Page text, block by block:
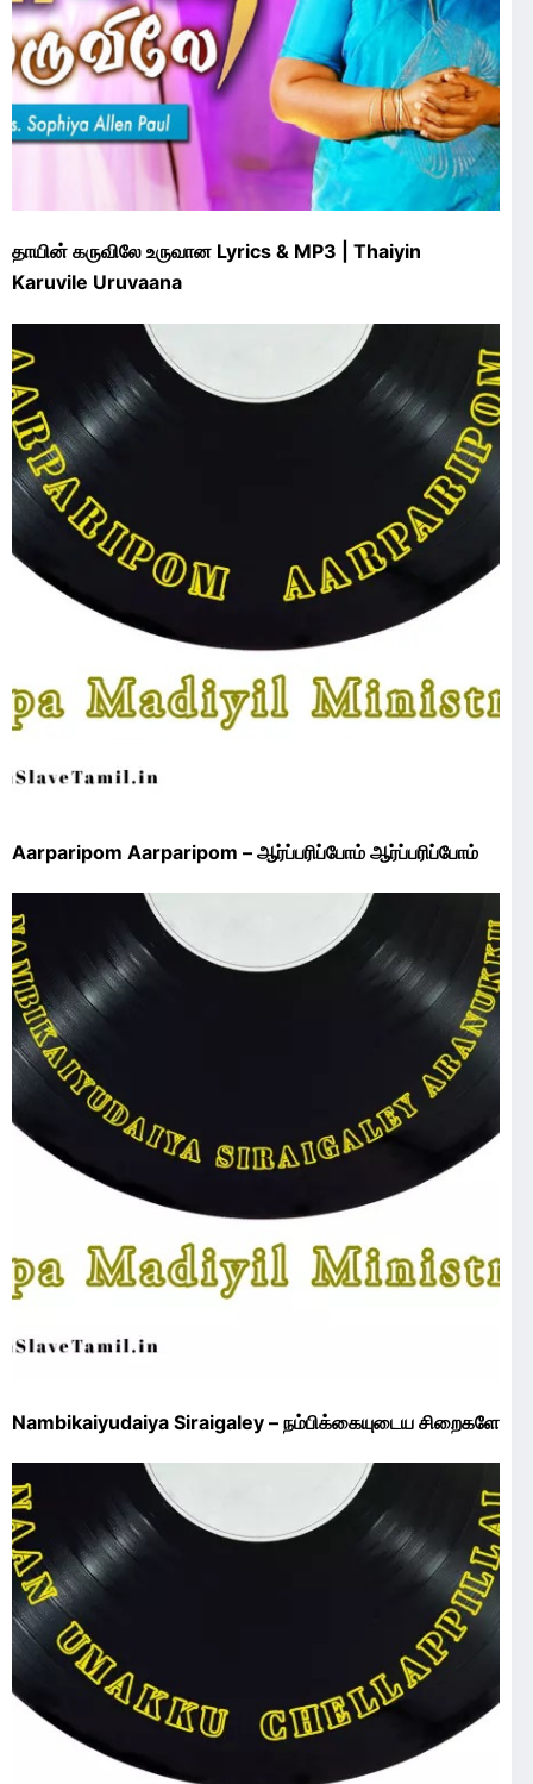
தாயின் கருவிலே உருவான Lyrics & MP3 | Thaiyin
Karuvile Uruvaana
Aarparipom Aarparipom – ஆர்ப்பரிப்போம் ஆர்ப்பரிப்போம்
Nambikaiyudaiya Siraigaley – நம்பிக்கையுடைய சிறைகளே